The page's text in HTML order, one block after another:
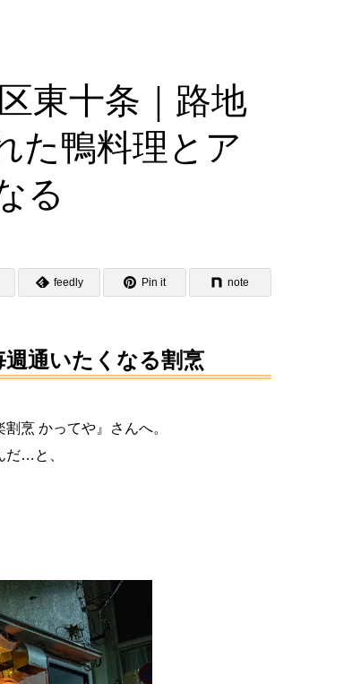
東十条｜路地
た鴨料理とア
る
feedly Pin it note
通いたくなる割烹
烹 かってや』さんへ。
だ…と、